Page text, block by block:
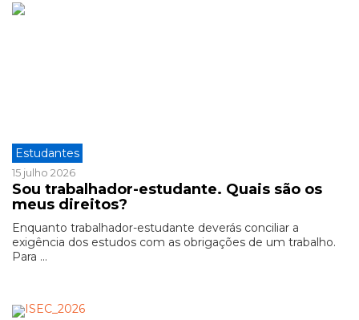
Estudantes
15 julho 2026
Sou trabalhador-estudante. Quais são os
meus direitos?
Enquanto trabalhador-estudante deverás conciliar a
exigência dos estudos com as obrigações de um trabalho.
Para ...